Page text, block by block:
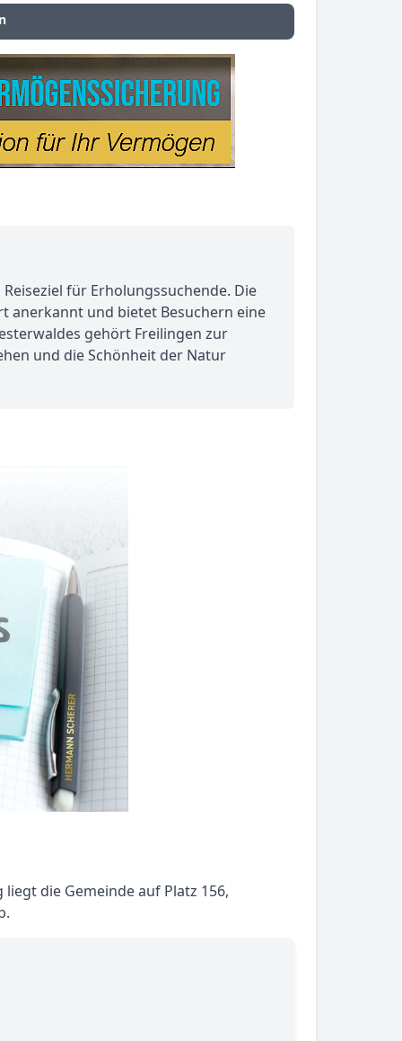
für Erholungssuchende. Die
anerkannt und bietet Besuchern eine
gehört Freilingen zur
und die Schönheit der Natur
die Gemeinde auf Platz 156,